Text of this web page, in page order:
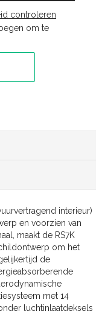
controleren
om te
interieur)
en voorzien van
maakt de RS7K
om het
de
met 14
luchtinlaatdeksels